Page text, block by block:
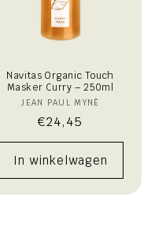
Navitas Organic Touch
Masker Curry – 250ml
Verkoper:
JEAN PAUL MYNÈ
Normale
prijs
€24,45
In winkelwagen